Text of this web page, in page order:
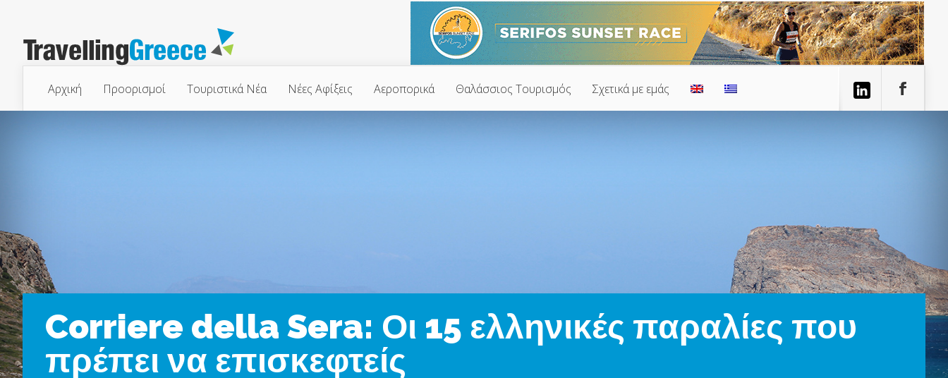
Αρχική Προορισμοί Τουριστικά Νέα Νέες Αφίξεις Αεροπορικά Θαλάσσιος Τουρισμός Σχετικά με εμάς
Corriere della Sera: Οι 15 ελληνικές παραλίες που
πρέπει να επισκεφτείς